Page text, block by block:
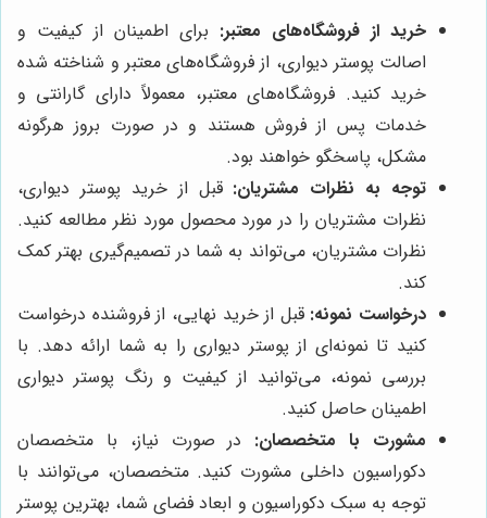
خرید از فروشگاه‌های معتبر: برای اطمینان از کیفیت و
اصالت پوستر دیواری، از فروشگاه‌های معتبر و شناخته شده
خرید کنید. فروشگاه‌های معتبر، معمولاً دارای گارانتی و
خدمات پس از فروش هستند و در صورت بروز هرگونه
مشکل، پاسخگو خواهند بود.
توجه به نظرات مشتریان: قبل از خرید پوستر دیواری،
نظرات مشتریان را در مورد محصول مورد نظر مطالعه کنید.
نظرات مشتریان، می‌تواند به شما در تصمیم‌گیری بهتر کمک
کند.
درخواست نمونه: قبل از خرید نهایی، از فروشنده درخواست
کنید تا نمونه‌ای از پوستر دیواری را به شما ارائه دهد. با
بررسی نمونه، می‌توانید از کیفیت و رنگ پوستر دیواری
اطمینان حاصل کنید.
مشورت با متخصصان: در صورت نیاز، با متخصصان
دکوراسیون داخلی مشورت کنید. متخصصان، می‌توانند با
توجه به سبک دکوراسیون و ابعاد فضای شما، بهترین پوستر